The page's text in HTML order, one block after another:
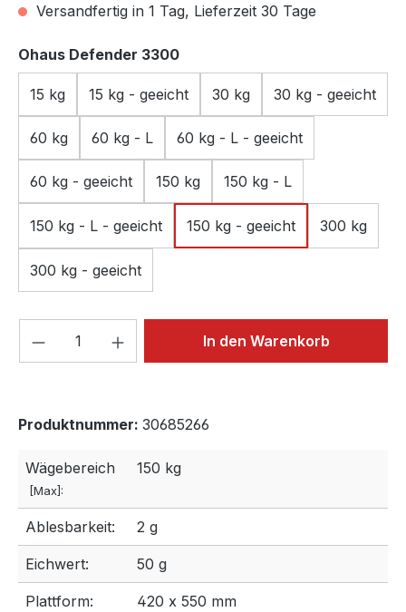
Versandfertig in 1 Tag, Lieferzeit 30 Tage
Ohaus Defender 3300auswählen
15 kg 15 kg - geeicht 30 kg 30 kg - geeicht
60 kg 60 kg - L 60 kg - L - geeicht
60 kg - geeicht 150 kg 150 kg - L
150 kg - L - geeicht 150 kg - geeicht 300 kg
300 kg - geeicht
Produkt Anzahl: Gib denIn den Warenkorb
Produktnummer: 30685266
Wägebereich
[Max]:
150 kg
Ablesbarkeit: 2 g
Eichwert: 50 g
Plattform: 420 x 550 mm